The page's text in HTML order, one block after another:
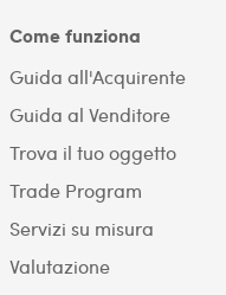
Come funziona
Guida all'Acquirente
Guida al Venditore
Trova il tuo oggetto
Trade Program
Servizi su misura
Valutazione